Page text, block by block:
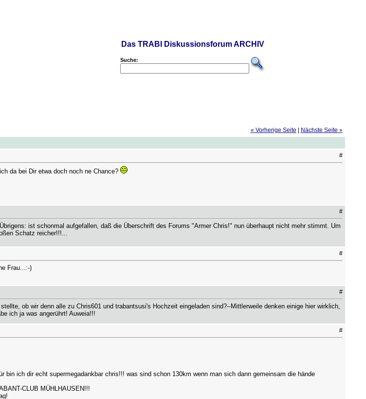
Das TRABI Diskussionsforum ARCHIV
Suche:
« Vorherige Seite
Nächste Seite »
#
da bei Dir etwa doch noch ne Chance?
#
ist schonmal aufgefallen, daß die Überschrift des Forums "Armer Chris!" nun überhaupt nicht mehr stimmt. Um
Schatz reicher!!!...
#
Frau...:-)
#
ob wir denn alle zu Chris601 und trabantsusi's Hochzeit eingeladen sind?--Mittlerweile denken einige hier wirklich,
ich ja was angerührt! Auweia!!!
#
bin ich dir echt supermegadankbar chris!!! was sind schon 130km wenn man sich dann gemeinsam die hände
CLUB MÜHLHAUSEN!!!